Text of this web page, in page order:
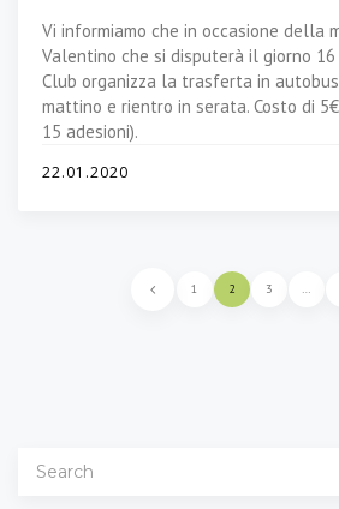
Vi informiamo che in occasione della
Valentino che si disputerà il giorno 16
Club organizza la trasferta in
mattino e rientro in serata. Costo di
15 adesioni).
22.01.2020
1 2 3 …